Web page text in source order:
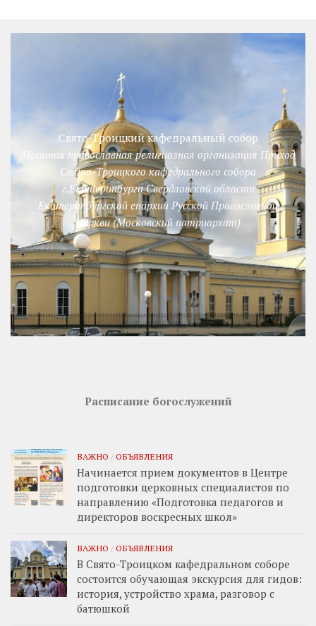
Свято-Троицкий кафедральный собор
Местная православная религиозная организация Приход
Свято-Троицкого кафедрального собора
г.Екатеринбурга Свердловской области
Екатеринбургской епархии Русской Православной
Церкви (Московский патриархат)
Расписание богослужений
ВАЖНО / ОБЪЯВЛЕНИЯ
Начинается прием документов в Центре
подготовки церковных специалистов по
направлению «Подготовка педагогов и
директоров воскресных школ»
ВАЖНО / ОБЪЯВЛЕНИЯ
В Свято-Троицком кафедральном соборе
состоится обучающая экскурсия для гидов:
история, устройство храма, разговор с
батюшкой